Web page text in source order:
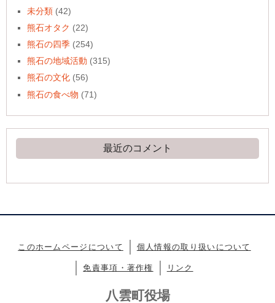
未分類 (42)
熊石オタク (22)
熊石の四季 (254)
熊石の地域活動 (315)
熊石の文化 (56)
熊石の食べ物 (71)
最近のコメント
このホームページについて 個人情報の取り扱いについて
免責事項・著作権 リンク
八雲町役場